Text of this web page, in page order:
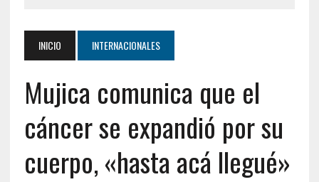
INICIO INTERNACIONALES
Mujica comunica que el
cáncer se expandió por su
cuerpo, «hasta acá llegué»